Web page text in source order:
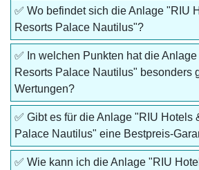
✅ Wo befindet sich die Anlage "RIU
Resorts Palace Nautilus"?
✅ In welchen Punkten hat die
Resorts Palace Nautilus" besonders
Wertungen?
✅ Gibt es für die Anlage "RIU Hotels
Palace Nautilus" eine Bestpreis-
✅ Wie kann ich die Anlage "RIU